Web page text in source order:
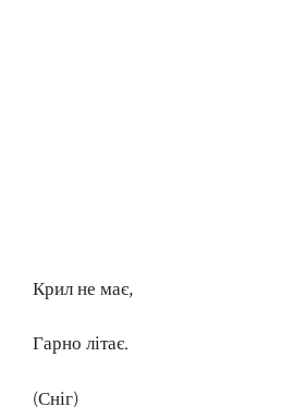
Крил не має,
Гарно літає.
(Сніг)